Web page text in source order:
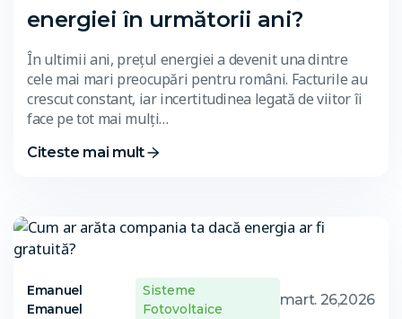
energiei în următorii ani?
În ultimii ani, prețul energiei a devenit una dintre
cele mai mari preocupări pentru români. Facturile au
crescut constant, iar incertitudinea legată de viitor îi
face pe tot mai mulți…
Citeste mai mult
Emanuel
Emanuel
Sisteme
Fotovoltaice
mart. 26,2026